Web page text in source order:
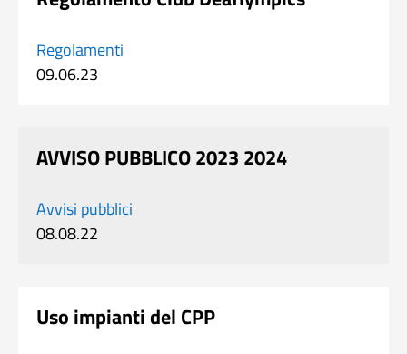
Regolamenti
09.06.23
AVVISO PUBBLICO 2023 2024
Avvisi pubblici
08.08.22
Uso impianti del CPP